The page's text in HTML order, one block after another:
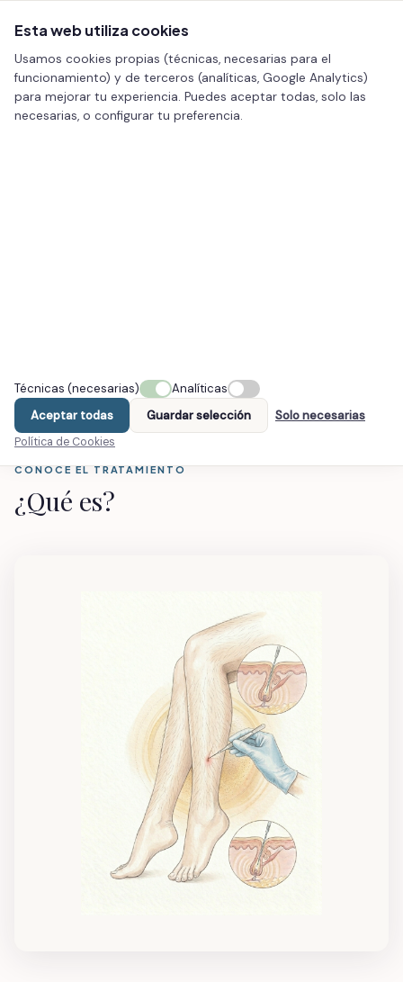
CONOCE EL TRATAMIENTO
¿Qué es?
Esta web utiliza cookies
Usamos cookies propias (técnicas, necesarias para el
funcionamiento) y de terceros (analíticas, Google Analytics)
para mejorar tu experiencia. Puedes aceptar todas, solo las
necesarias, o configurar tu preferencia.
Técnicas (necesarias)
Analíticas
Aceptar todas
Guardar selección Solo necesarias
Política de Cookies